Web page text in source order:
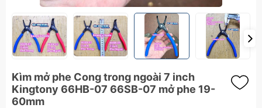
Kìm mở phe Cong trong ngoài 7 inch
Kingtony 66HB-07 66SB-07 mở phe 19-
60mm